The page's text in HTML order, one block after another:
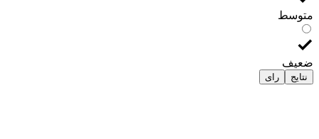
متوسط
ضعیف
نتایج رای